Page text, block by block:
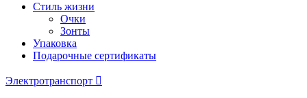
Стиль жизни
Очки
Зонты
Упаковка
Подарочные сертификаты
Электротранспорт